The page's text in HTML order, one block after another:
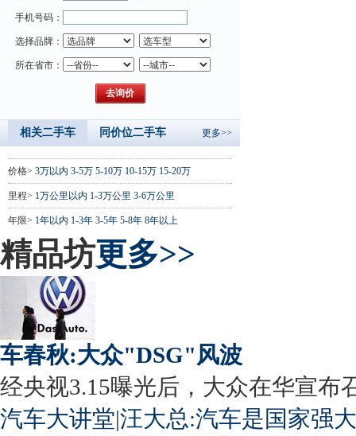
手机号码：
选择品牌：
所在省市：
相关二手车 同价位二手车 更多>>
价格> 3万以内 3-5万 5-10万 10-15万 15-20万
里程> 1万公里以内 1-3万公里 3-6万公里
年限> 1年以内 1-3年 3-5年 5-8年 8年以上
精品坊更多>>
车春秋:大众"DSG"风波
经央视3.15曝光后，大众在华宣布
汽车大讲堂|汪大总:汽车是国家强